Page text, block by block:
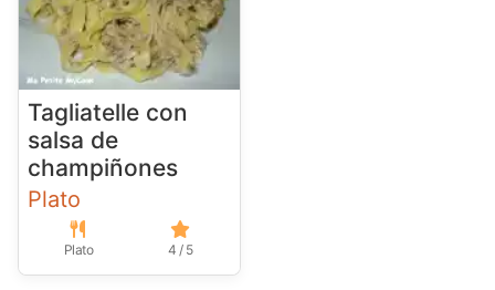
Tagliatelle con
salsa de
champiñones
Plato
Plato 4 / 5